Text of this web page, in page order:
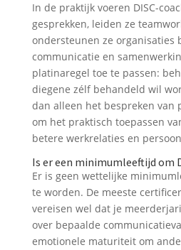
In de praktijk voeren DISC-
gesprekken, leiden ze
ondersteunen ze organisaties
communicatie en
platinaregel toe te passen:
diegene zélf behandeld wil
dan alleen het bespreken van
om het praktisch toepassen
betere werkrelaties en
Is er een minimumleeftijd om
Er is geen wettelijke
te worden. De meeste
vereisen wel dat je
over bepaalde
emotionele maturiteit om